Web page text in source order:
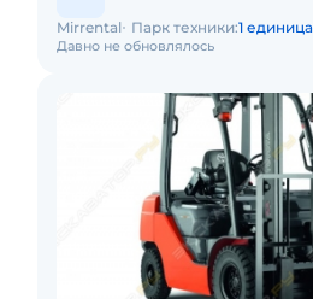
Давно не обновлялось
Mirrental Парк техники:1 единица